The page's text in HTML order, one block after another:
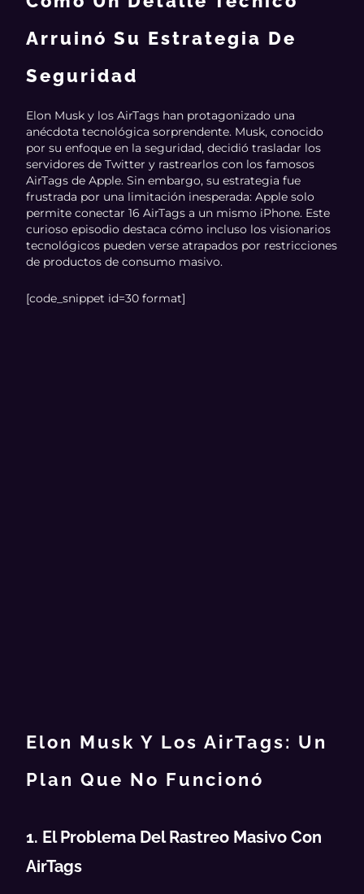
Arruinó Su Estrategia De
Seguridad
Elon Musk y los AirTags han protagonizado una
anécdota tecnológica sorprendente. Musk, conocido
por su enfoque en la seguridad, decidió trasladar los
servidores de Twitter y rastrearlos con los famosos
AirTags de Apple. Sin embargo, su estrategia fue
frustrada por una limitación inesperada: Apple solo
permite conectar 16 AirTags a un mismo iPhone. Este
curioso episodio destaca cómo incluso los visionarios
tecnológicos pueden verse atrapados por restricciones
de productos de consumo masivo.
[code_snippet id=30 format]
Elon Musk Y Los AirTags: Un
Plan Que No Funcionó
1. El Problema Del Rastreo Masivo Con
AirTags